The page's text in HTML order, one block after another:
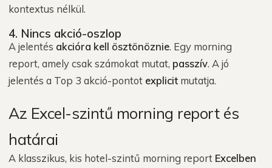
kontextus nélkül.
4. Nincs akció-oszlop
A jelentés akcióra kell ösztönöznie. Egy morning
report, amely csak számokat mutat, passzív. A jó
jelentés a Top 3 akció-pontot explicit mutatja.
Az Excel-szintű morning report és
határai
A klasszikus, kis hotel-szintű morning report Excelben